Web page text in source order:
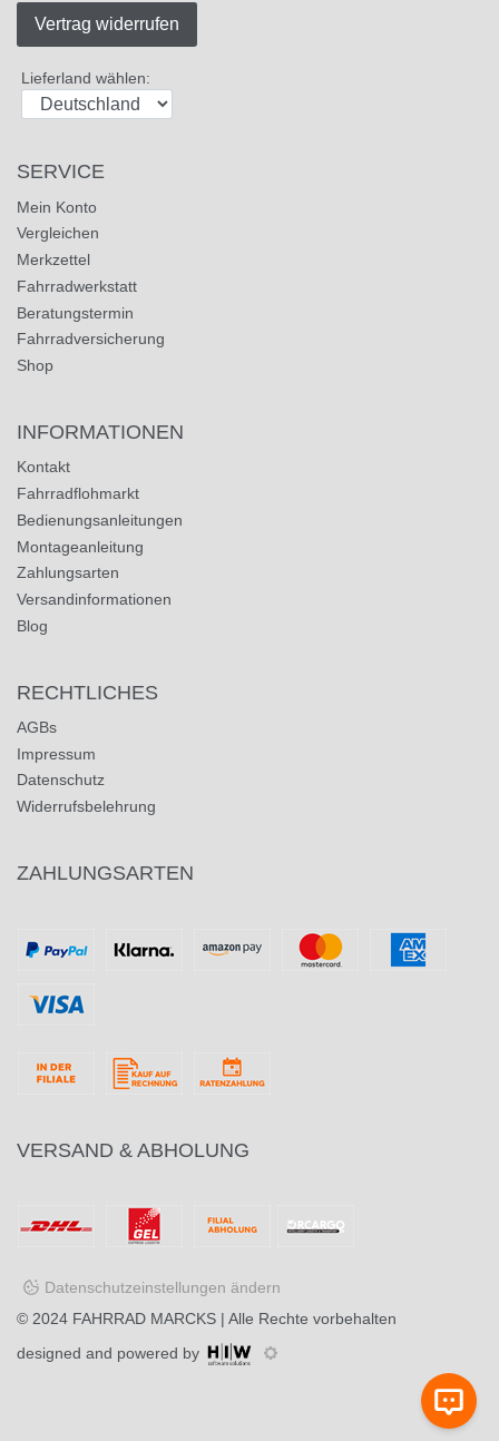
Vertrag widerrufen
Lieferland wählen:
SERVICE
Mein Konto
Vergleichen
Merkzettel
Fahrradwerkstatt
Beratungstermin
Fahrradversicherung
Shop
INFORMATIONEN
Kontakt
Fahrradflohmarkt
Bedienungsanleitungen
Montageanleitung
Zahlungsarten
Versandinformationen
Blog
RECHTLICHES
AGBs
Impressum
Datenschutz
Widerrufsbelehrung
ZAHLUNGSARTEN
VERSAND & ABHOLUNG
Datenschutzeinstellungen ändern
© 2024 FAHRRAD MARCKS | Alle Rechte vorbehalten
designed and powered by